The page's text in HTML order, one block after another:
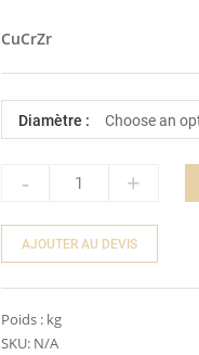
CuCrZr
Diamètre :
- +
AJOUTER AU DEVIS
Poids : kg
SKU: N/A